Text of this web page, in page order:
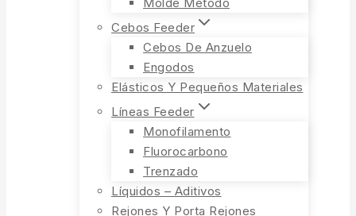
Cebos Feeder
Cebos De Anzuelo
Engodos
Elásticos Y Pequeños Materiales
Líneas Feeder
Monofilamento
Fluorocarbono
Trenzado
Líquidos – Aditivos
Rejones Y Porta Rejones